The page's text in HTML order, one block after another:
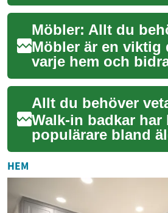
avancerade tillägg,
guide hjäl...
Möbler är en viktig
varje hem och
funktion och
gäller sovrummet
ut...
Walk-in badkar
populärare bland
personer som vill
hem...
HEM